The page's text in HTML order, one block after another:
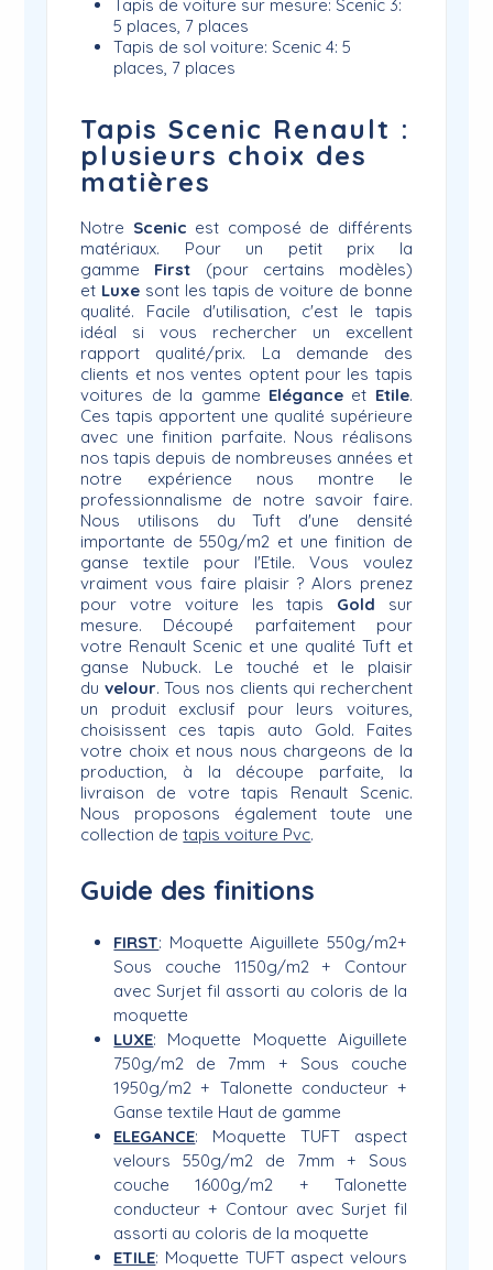
Tapis de voiture sur mesure: Scenic 3:
5 places, 7 places
Tapis de sol voiture: Scenic 4: 5
places, 7 places
Tapis Scenic Renault :
plusieurs choix des
matières
Notre Scenic est composé de différents
matériaux. Pour un petit prix la
gamme First (pour certains modèles)
et Luxe sont les tapis de voiture de bonne
qualité. Facile d'utilisation, c'est le tapis
idéal si vous rechercher un excellent
rapport qualité/prix. La demande des
clients et nos ventes optent pour les tapis
voitures de la gamme Eléganceet Etile.
Ces tapis apportent une qualité supérieure
avec une finition parfaite. Nous réalisons
nos tapis depuis de nombreuses années et
notre expérience nous montre le
professionnalisme de notre savoir faire.
Nous utilisons du Tuft d'une densité
importante de 550g/m2 et une finition de
ganse textile pour l'Etile. Vous voulez
vraiment vous faire plaisir ? Alors prenez
pour votre voiture les tapis Gold sur
mesure. Découpé parfaitement pour
votre Renault Scenic et une qualité Tuft et
ganse Nubuck. Le touché et le plaisir
du velour. Tous nos clients qui recherchent
un produit exclusif pour leurs voitures,
choisissent ces tapis auto Gold. Faites
votre choix et nous nous chargeons de la
production, à la découpe parfaite, la
livraison de votre tapis Renault Scenic.
Nous proposons également toute une
collection detapis voiture Pvc.
Guide des finitions
FIRST: Moquette Aiguillete 550g/m2+
Sous couche 1150g/m2 + Contour
avec Surjet fil assorti au coloris de la
moquette
LUXE: Moquette Moquette Aiguillete
750g/m2 de 7mm + Sous couche
1950g/m2 + Talonette conducteur +
Ganse textile Haut de gamme
ELEGANCE: Moquette TUFT aspect
velours 550g/m2 de 7mm + Sous
couche 1600g/m2 + Talonette
conducteur + Contour avec Surjet fil
assorti au coloris de la moquette
ETILE: Moquette TUFT aspect velours